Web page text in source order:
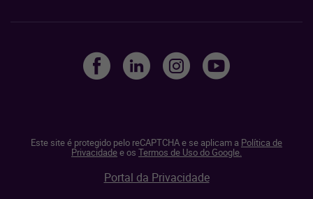
Este site é protegido pelo reCAPTCHA e se aplicam a Política de
Privacidadee os Termos de Uso do Google.
Portal da Privacidade